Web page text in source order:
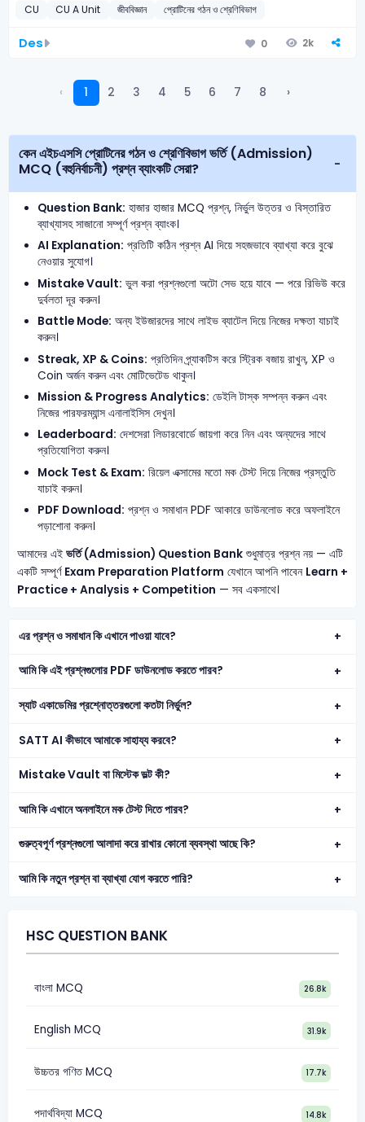
CU CU A Unit জীববিজ্ঞান প্রোটিনের গঠন ও শ্রেণিবিভাগ
Des 0 2k
‹ 1 2 3 4 5 6 7 8 ›
কেন এইচএসসি প্রোটিনের গঠন ও শ্রেণিবিভাগ ভর্তি (Admission)
MCQ (বহুনির্বাচনী) প্রশ্ন ব্যাংকটি সেরা?
Question Bank: হাজার হাজার MCQ প্রশ্ন, নির্ভুল উত্তর ও বিস্তারিত
ব্যাখ্যাসহ সাজানো সম্পূর্ণ প্রশ্ন ব্যাংক।
AI Explanation: প্রতিটি কঠিন প্রশ্ন AI দিয়ে সহজভাবে ব্যাখ্যা করে বুঝে
নেওয়ার সুযোগ।
Mistake Vault: ভুল করা প্রশ্নগুলো অটো সেভ হয়ে যাবে — পরে রিভিউ করে
দুর্বলতা দূর করুন।
Battle Mode: অন্য ইউজারদের সাথে লাইভ ব্যাটেল দিয়ে নিজের দক্ষতা যাচাই
করুন।
Streak, XP & Coins: প্রতিদিন প্র্যাকটিস করে স্ট্রিক বজায় রাখুন, XP ও
Coin অর্জন করুন এবং মোটিভেটেড থাকুন।
Mission & Progress Analytics: ডেইলি টাস্ক সম্পন্ন করুন এবং
নিজের পারফরম্যান্স এনালাইসিস দেখুন।
Leaderboard: দেশসেরা লিডারবোর্ডে জায়গা করে নিন এবং অন্যদের সাথে
প্রতিযোগিতা করুন।
Mock Test & Exam: রিয়েল এক্সামের মতো মক টেস্ট দিয়ে নিজের প্রস্তুতি
যাচাই করুন।
PDF Download: প্রশ্ন ও সমাধান PDF আকারে ডাউনলোড করে অফলাইনে
পড়াশোনা করুন।
আমাদের এই ভর্তি (Admission) Question Bankশুধুমাত্র প্রশ্ন নয় — এটি
একটি সম্পূর্ণ Exam Preparation Platform যেখানে আপনি পাবেন Learn +
Practice + Analysis + Competition — সব একসাথে।
এর প্রশ্ন ও সমাধান কি এখানে পাওয়া যাবে?
আমি কি এই প্রশ্নগুলোর PDF ডাউনলোড করতে পারব?
স্যাট একাডেমির প্রশ্নোত্তরগুলো কতটা নির্ভুল?
SATT AI কীভাবে আমাকে সাহায্য করবে?
Mistake Vault বা মিস্টেক ভল্ট কী?
আমি কি এখানে অনলাইনে মক টেস্ট দিতে পারব?
গুরুত্বপূর্ণ প্রশ্নগুলো আলাদা করে রাখার কোনো ব্যবস্থা আছে কি?
আমি কি নতুন প্রশ্ন বা ব্যাখ্যা যোগ করতে পারি?
HSC QUESTION BANK
বাংলা MCQ 26.8k
English MCQ 31.9k
উচ্চতর গণিত MCQ 17.7k
পদার্থবিদ্যা MCQ 14.8k